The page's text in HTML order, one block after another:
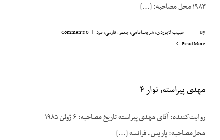
۱۹۸۳ محل مصاحبه: [...]
By
|
| حبیب لاجوردی,شریف‌امامی، جعفر,فارسی,مرد |
0 Comments
Read More
مهدی پیراسته، نوار ۴
روایت‌کننده: آقای مهدی پیراسته تاریخ مصاحبه: ۶ ژوئن ۱۹۸۵
محل‌مصاحبه: پاریس ـ فرانسه [...]